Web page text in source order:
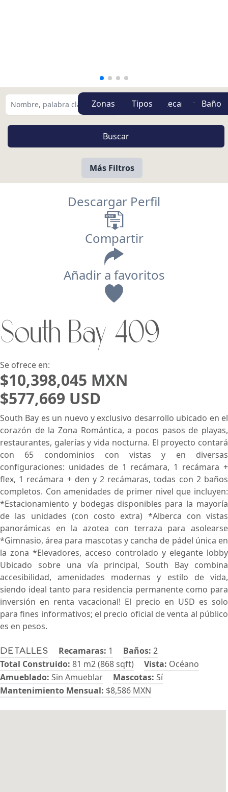
Zonas Tipos
Más Filtros
Buscar usando:
Descargar Perfil
Compartir
Añadir a favoritos
South Bay 409
Se ofrece en:
$10,398,045 MXN
$577,669 USD
Detalles Recamaras: 1 Baños: 2
Total Construido: 81 m2 (868 sqft) Vista: Océano
Amueblado: Sin Amueblar Mascotas: Sí
Mantenimiento Mensual: $8,586 MXN
South Bay es un nuevo y exclusivo desarrollo ubicado en el
corazón de la Zona Romántica, a pocos pasos de playas,
restaurantes, galerías y vida nocturna. El proyecto contará
con 65 condominios con vistas y en diversas
configuraciones: unidades de 1 recámara, 1 recámara +
flex, 1 recámara + den y 2 recámaras, todas con 2 baños
completos. Con amenidades de primer nivel que incluyen:
*Estacionamiento y bodegas disponibles para la mayoría
de las unidades (con costo extra) *Alberca con vistas
panorámicas en la azotea con terraza para asolearse
*Gimnasio, área para mascotas y cancha de pádel única en
la zona *Elevadores, acceso controlado y elegante lobby
Ubicado sobre una vía principal, South Bay combina
accesibilidad, amenidades modernas y estilo de vida,
siendo ideal tanto para residencia permanente como para
inversión en renta vacacional! El precio en USD es solo
para fines informativos; el precio oficial de venta al público
es en pesos.